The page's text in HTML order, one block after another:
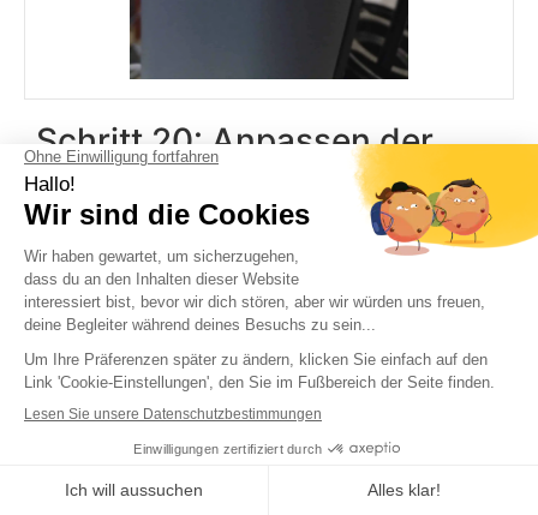
Schritt 20: Anpassen der
Motortiefe
Schieben Sie den Keil bündig an den
Zylinderrahmen.